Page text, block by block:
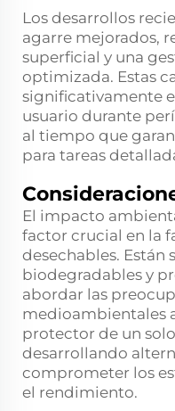
Los desarrollos
agarre mejorados,
superficial y una
optimizada. Estas
significativamente
usuario durante
al tiempo que
para tareas
El impacto
factor crucial en la
desechables.
biodegradables y
abordar las
medioambientales
protector de un
desarrollando
comprometer los
el rendimiento.